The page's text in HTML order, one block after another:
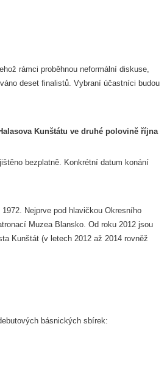
rámci proběhnou neformální diskuse,
deset finalistů. Vybraní účastníci budou
Kunštátu ve druhé polovině října
bezplatně. Konkrétní datum konání
Nejprve pod hlavičkou Okresního
Muzea Blansko. Od roku 2012 jsou
Kunštát (v letech 2012 až 2014 rovněž
básnických sbírek: